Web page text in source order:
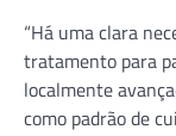
“Há uma clara
tratamento para
localmente
como padrão de